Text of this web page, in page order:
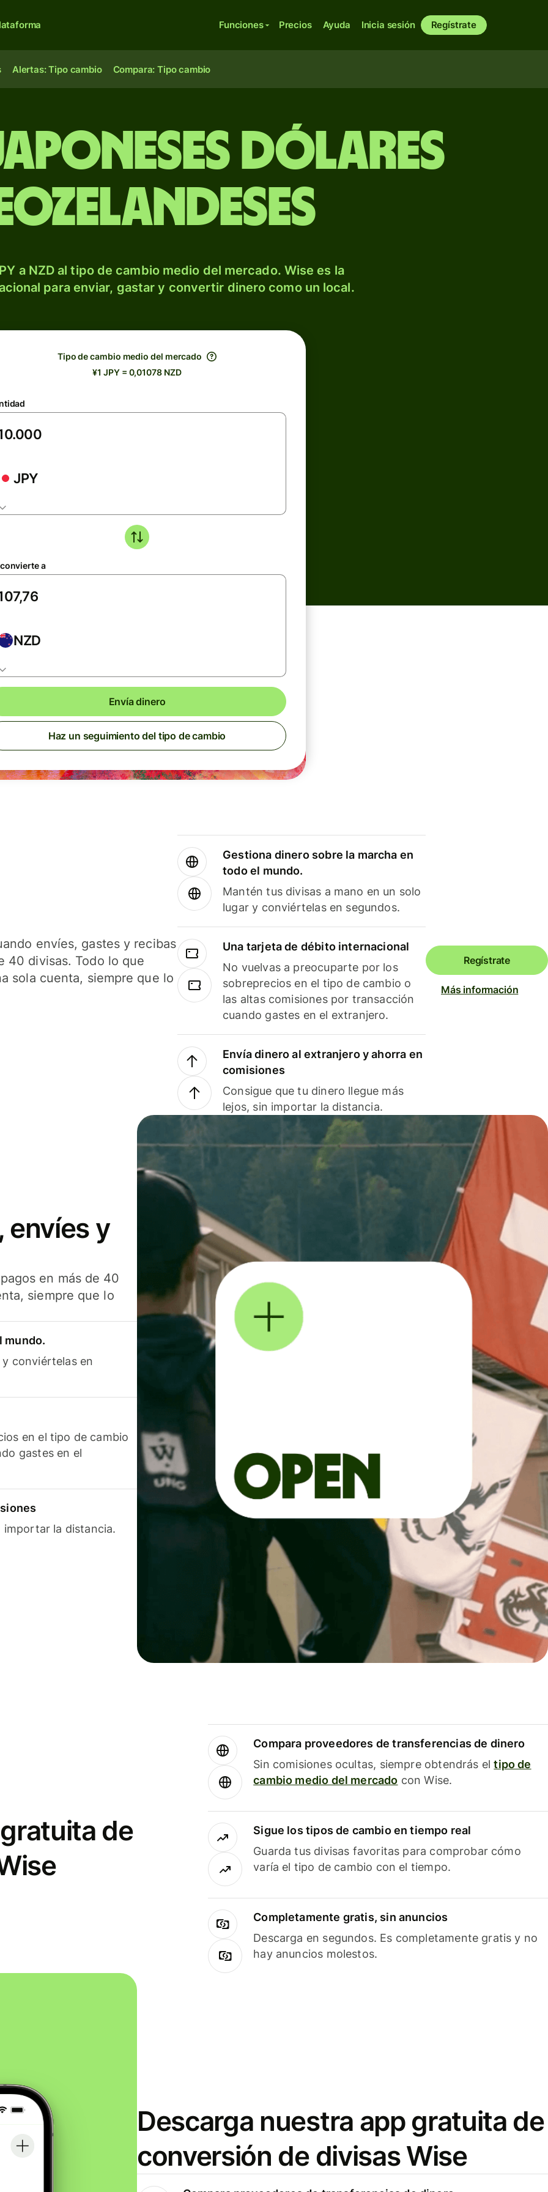
Funciones Precios Ayuda Inicia sesión Regístrate
Alertas: Tipo cambio Compara: Tipo cambio
dólares
a NZD al tipo de cambio medio del mercado. Wise es la
para enviar, gastar y convertir dinero como un local.
Tipo de cambio medio del mercado
¥1 JPY = 0,01078 NZD
JPY
a
NZD
Envía dinero
Haz un seguimiento del tipo de cambio
envíes, gastes y recibas
40 divisas. Todo lo que
sola cuenta, siempre que lo
Gestiona dinero sobre la marcha en
todo el mundo.
Mantén tus divisas a mano en un solo
lugar y conviértelas en segundos.
Una tarjeta de débito internacional
No vuelvas a preocuparte por los
sobreprecios en el tipo de cambio o
las altas comisiones por transacción
cuando gastes en el extranjero.
Envía dinero al extranjero y ahorra en
comisiones
Consigue que tu dinero llegue más
lejos, sin importar la distancia.
Regístrate
Más información
envíes y
en más de 40
siempre que lo
mundo.
conviértelas en
en el tipo de cambio
gastes en el
importar la distancia.
de
Compara proveedores de transferencias de dinero
Sin comisiones ocultas, siempre obtendrás eltipo de
cambio medio del mercado con Wise.
Sigue los tipos de cambio en tiempo real
Guarda tus divisas favoritas para comprobar cómo
varía el tipo de cambio con el tiempo.
Completamente gratis, sin anuncios
Descarga en segundos. Es completamente gratis y no
hay anuncios molestos.
Descarga nuestra app gratuita de
conversión de divisas Wise